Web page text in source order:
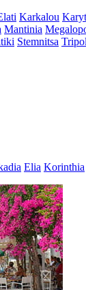
Karkalou
Mantinia
Stemnitsa
Elia Korinthia